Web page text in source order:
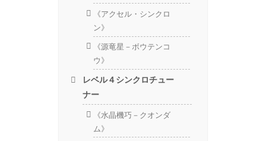
《アクセル・シンクロ
ン》
《源竜星－ボウテンコ
ウ》
レベル４シンクロチュー
ナー
《水晶機巧－クオンダ
ム》